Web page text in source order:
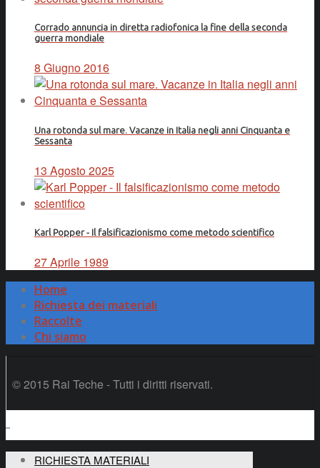
Corrado annuncia in diretta radiofonica la fine della seconda
guerra mondiale
8 Giugno 2016
Una rotonda sul mare. Vacanze in Italia negli anni Cinquanta e
Sessanta
13 Agosto 2025
Karl Popper - Il falsificazionismo come metodo scientifico
27 Aprile 1989
Home
Richiesta dei materiali
Raccolte
Chi siamo
© 2015 Rai Teche - Tutti i diritti riservati.
RICHIESTA MATERIALI